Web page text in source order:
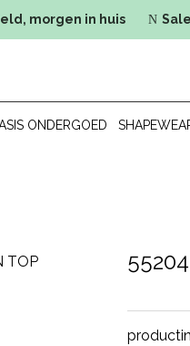
morgen in huis N
ONDERGOED
TOP